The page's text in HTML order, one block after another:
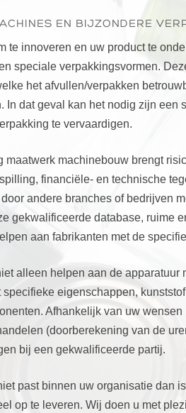
PRODUCENTEN
PIM
EN BIJZONDERE
te innoveren en uw product te
speciale verpakkingsvormen.
het afvullen/verpakken
In dat geval kan het nodig zijn een
te vervaardigen.
maatwerk machinebouw brengt
financiële- en technische
andere branches of bedrijven
gekwalificeerde database, ruime
aan fabrikanten met de
alleen helpen aan de apparatuur
specifieke eigenschappen,
Afhankelijk van uw
(doorberekening van de
bij een gekwalificeerde partij.
past binnen uw organisatie dan
op te leveren. Wij doen u met